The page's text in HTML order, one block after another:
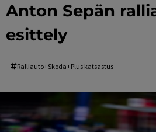
Anton Sepän
esittely
Ralliauto+Skoda+Plus katsastus